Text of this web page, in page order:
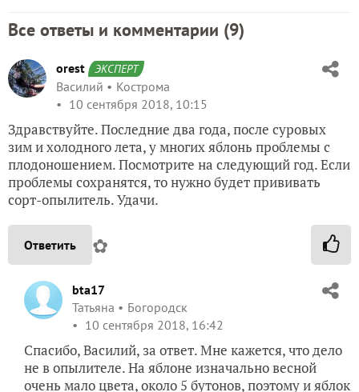
Все ответы и комментарии (9)
orest ЭКСПЕРТ
Василий
Кострома
10 сентября 2018, 10:15
Здравствуйте. Последние два года, после суровых
зим и холодного лета, у многих яблонь проблемы с
плодоношением. Посмотрите на следующий год. Если
проблемы сохранятся, то нужно будет прививать
сорт-опылитель. Удачи.
Ответить ✿
bta17
Татьяна
Богородск
10 сентября 2018, 16:42
Спасибо, Василий, за ответ. Мне кажется, что дело
не в опылителе. На яблоне изначально весной
очень мало цвета, около 5 бутонов, поэтому и яблок